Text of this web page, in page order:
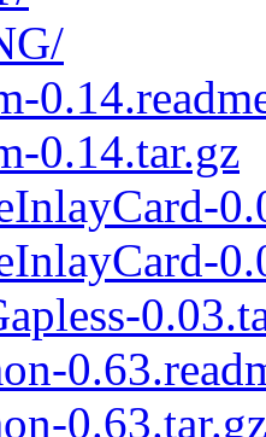
0.14.tar.gz
0.63.tar.gz